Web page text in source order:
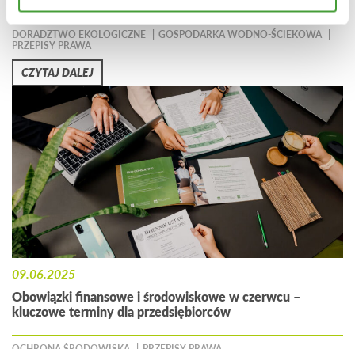
DORADZTWO EKOLOGICZNE
GOSPODARKA WODNO-ŚCIEKOWA
PRZEPISY PRAWA
CZYTAJ DALEJ
Obowiązki finansowe i środowiskowe w czerwcu –
kluczowe terminy dla przedsiębiorców
09.06.2025